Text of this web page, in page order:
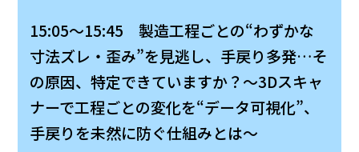
15:05～15:45 製造工程ごとの“わずかな
寸法ズレ・歪み”を見逃し、手戻り多発…そ
の原因、特定できていますか？～3Dスキャ
ナーで工程ごとの変化を“データ可視化”、
手戻りを未然に防ぐ仕組みとは～